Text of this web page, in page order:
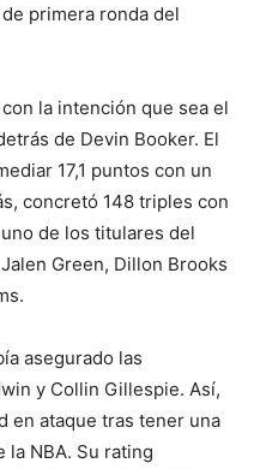
de primera ronda del
la intención que sea el
de Devin Booker. El
17,1 puntos con un
concretó 148 triples con
de los titulares del
Green, Dillon Brooks
asegurado las
y Collin Gillespie. Así,
en ataque tras tener una
la NBA. Su rating